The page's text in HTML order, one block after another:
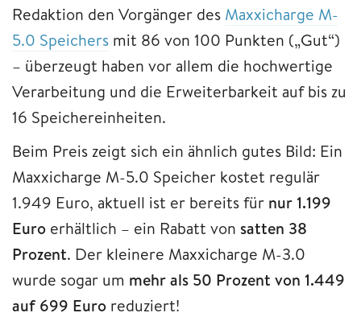
Redaktion den Vorgänger des Maxxicharge M-
5.0 Speichers mit 86 von 100 Punkten („Gut“)
– überzeugt haben vor allem die hochwertige
Verarbeitung und die Erweiterbarkeit auf bis zu
16 Speichereinheiten.
Beim Preis zeigt sich ein ähnlich gutes Bild: Ein
Maxxicharge M-5.0 Speicher kostet regulär
1.949 Euro, aktuell ist er bereits für nur 1.199
Euro erhältlich – ein Rabatt von satten 38
Prozent. Der kleinere Maxxicharge M-3.0
wurde sogar um mehr als 50 Prozent von 1.449
auf 699 Euro reduziert!